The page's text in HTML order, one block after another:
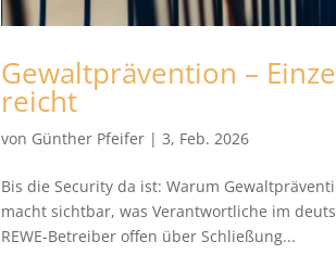
Gewaltprävention –
reicht
von Günther Pfeifer |3, Feb. 2026
Bis die Security da ist: Warum
macht sichtbar, was Verantwortliche im
REWE-Betreiber offen über Schließung...